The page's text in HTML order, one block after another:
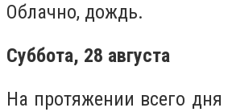
Облачно, дождь.
Суббота, 28 августа
На протяжении всего дня